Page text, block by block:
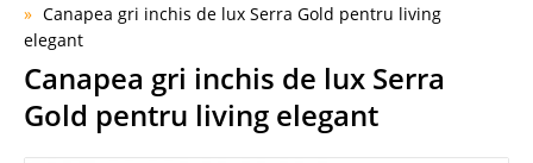
Canapea gri inchis de lux Serra Gold pentru living
elegant
Canapea gri inchis de lux Serra
Gold pentru living elegant